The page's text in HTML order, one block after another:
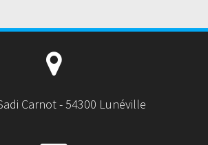
Carnot - 54300 Lunéville